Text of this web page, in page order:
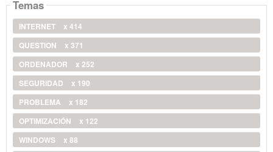
Temas
INTERNET
x 414
QUESTION
x 371
ORDENADOR
x 252
SEGURIDAD
x 190
PROBLEMA
x 182
OPTIMIZACIÓN
x 122
WINDOWS
x 88